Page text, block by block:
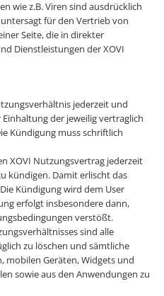
wie z.B. Viren sind ausdrücklich
für den Vertrieb von
Seite, die in direkter
Dienstleistungen der XOVI
jederzeit und
der jeweilig vertraglich
Kündigung muss schriftlich
XOVI Nutzungsvertrag jederzeit
kündigen. Damit erlischt das
Kündigung wird dem User
erfolgt insbesondere dann,
verstößt.
sind alle
zu löschen und sämtliche
mobilen Geräten, Widgets und
sowie aus den Anwendungen zu